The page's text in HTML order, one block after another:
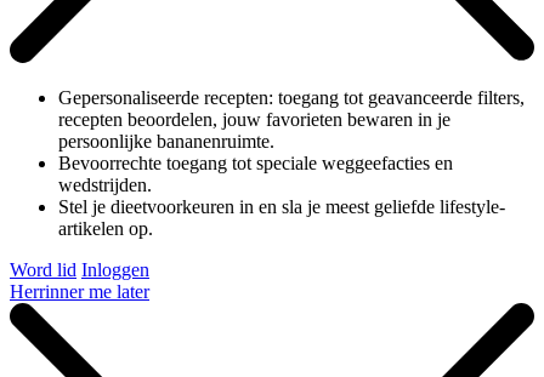
Gepersonaliseerde recepten: toegang tot geavanceerde filters,
recepten beoordelen, jouw favorieten bewaren in je
persoonlijke bananenruimte.
Bevoorrechte toegang tot speciale weggeefacties en
wedstrijden.
Stel je dieetvoorkeuren in en sla je meest geliefde lifestyle-
artikelen op.
Word lid Inloggen
Herrinner me later